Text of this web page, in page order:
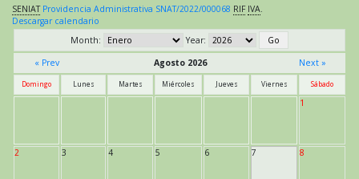
SENIAT Providencia Administrativa SNAT/2022/000068 RIF IVA.
Descargar calendario
Month:
Year:
« Prev
Agosto 2026 Next »
Domingo Lunes Martes Miércoles Jueves Viernes Sábado
1
2 3 4 5 6 7 8